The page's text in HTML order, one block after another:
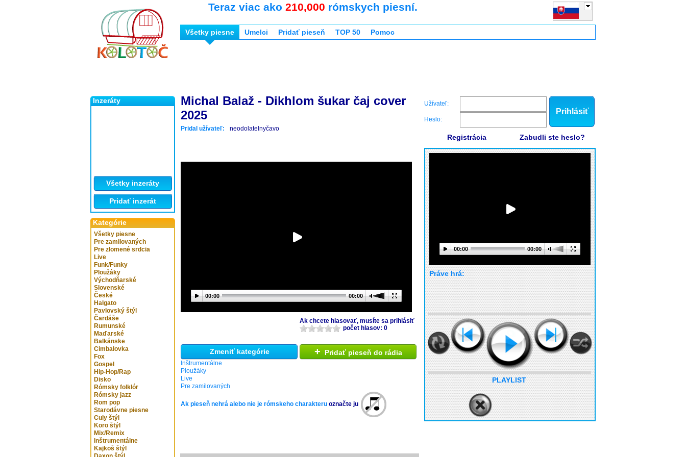
Inzeráty
Všetky inzeráty
Pridať inzerát
Kategórie
Všetky piesne
Pre zamilovaných
Pre zlomené srdcia
Live
Funk/Funky
Ploužáky
Východňarské
Slovenské
České
Halgato
Pavlovský štýl
Čardáše
Rumunské
Maďarské
Balkánske
Cimbalovka
Fox
Gospel
Hip-Hop/Rap
Disko
Rómsky folklór
Rómsky jazz
Rom pop
Starodávne piesne
Culy štýl
Koro štýl
Mix/Remix
Inštrumentálne
Kajkoš štýl
Teraz viac ako 210,000 rómskych piesní.
Všetky piesne Umelci Pridať pieseň TOP 50 Pomoc
Michal Balaž - Dikhlom šukar čaj cover
2025
Pridal užívateľ: neodolatelnyčavo
00:00 00:00
Ak chcete hlasovať, musíte sa prihlásiť
počet hlasov: 0
Zmeniť kategórie
Inštrumentálne
Ploužáky
Live
Pre zamilovaných
+ Pridať pieseň do rádia
Ak pieseň nehrá alebo nie je rómskeho charakteru označte ju
Užívateľ:
Heslo:
Prihlásiť
Registrácia Zabudli ste heslo?
00:00 00:00
Práve hrá:
PLAYLIST